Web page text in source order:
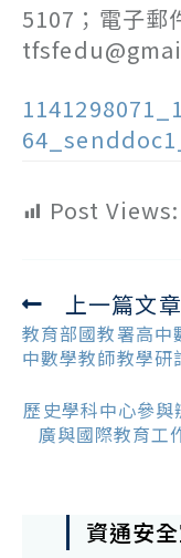
5107；電子郵
Post Views:
Read
more
articles
上一篇文章
教育部國教署高中
中數學教師教學研
歷史學科中心參
廣與國際教育工
資通安